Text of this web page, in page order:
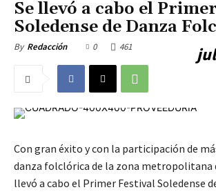
Se llevó a cabo el
Soledense de Danza
By Redacción 0 461
Con gran éxito y con la participación de
danza folclórica de la zona metropolitana
llevó a cabo el Primer Festival Soledense